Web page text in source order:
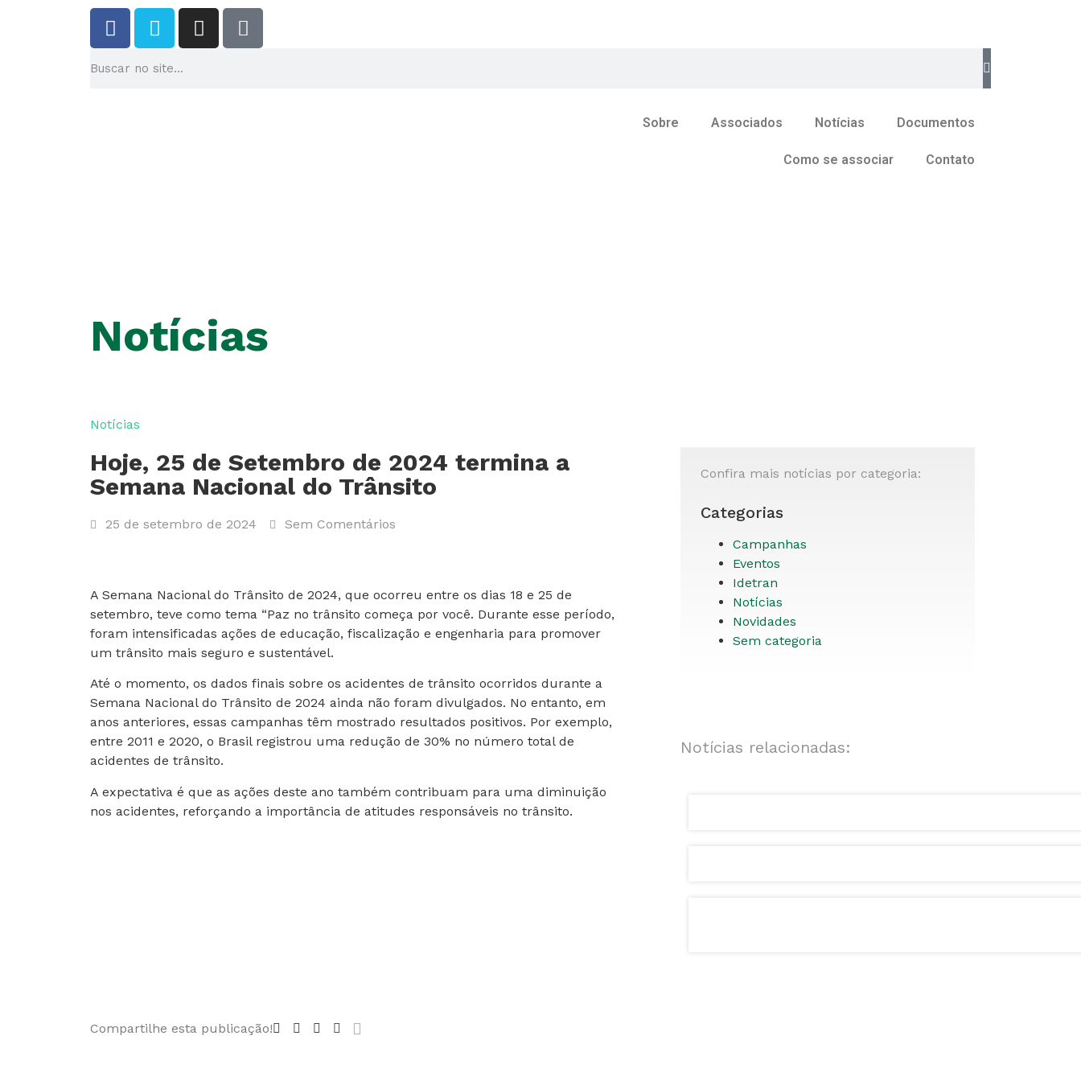
Sobre Associados Notícias Documentos
Como se associar Contato
Notícias
Notícias
Hoje, 25 de Setembro de 2024 termina a
Semana Nacional do Trânsito
25 de setembro de 2024 Sem Comentários
A Semana Nacional do Trânsito de 2024, que ocorreu entre os dias 18 e 25 de
setembro, teve como tema “Paz no trânsito começa por você. Durante esse período,
foram intensificadas ações de educação, fiscalização e engenharia para promover
um trânsito mais seguro e sustentável.
Até o momento, os dados finais sobre os acidentes de trânsito ocorridos durante a
Semana Nacional do Trânsito de 2024 ainda não foram divulgados. No entanto, em
anos anteriores, essas campanhas têm mostrado resultados positivos. Por exemplo,
entre 2011 e 2020, o Brasil registrou uma redução de 30% no número total de
acidentes de trânsito.
A expectativa é que as ações deste ano também contribuam para uma diminuição
nos acidentes, reforçando a importância de atitudes responsáveis no trânsito.
Confira mais notícias por categoria:
Categorias
Campanhas
Eventos
Idetran
Notícias
Novidades
Sem categoria
Notícias relacionadas:
Compartilhe esta publicação!